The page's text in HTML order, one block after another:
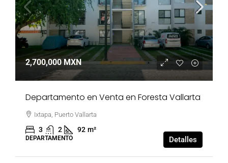
2,700,000 MXN
Departamento en Venta en Foresta Vallarta
Ixtapa, Puerto Vallarta
3 2 92 m²
DEPARTAMENTO Detalles